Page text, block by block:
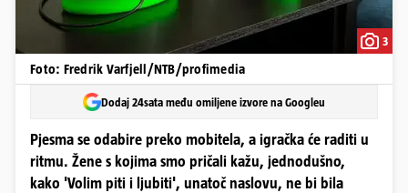
3
Foto: Fredrik Varfjell/NTB/profimedia
Dodaj 24sata među omiljene izvore na Googleu
Pjesma se odabire preko mobitela, a igračka će raditi u
ritmu. Žene s kojima smo pričali kažu, jednodušno,
kako 'Volim piti i ljubiti', unatoč naslovu, ne bi bila